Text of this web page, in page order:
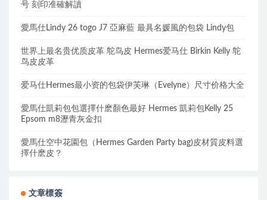
号 刻印准確解讀
愛馬仕Lindy 26 togo J7 亞麻藍 最具名媛風的包袋 Lindy包
世界上最名贵优质皮革 鸵鸟皮 Hermes爱马仕 Birkin Kelly 鸵
鸟皮皮革
爱马仕Hermes最小资的包袋伊芙琳（Evelyne）尺寸价格大全
愛馬仕凱莉包包選擇什麽顏色最好 Hermes 凱莉包Kelly 25
Epsom m8瀝青灰金扣
愛馬仕空中花園包（Hermes Garden Party bag)皮材質皮料選
擇什麽皮？
文章標簽